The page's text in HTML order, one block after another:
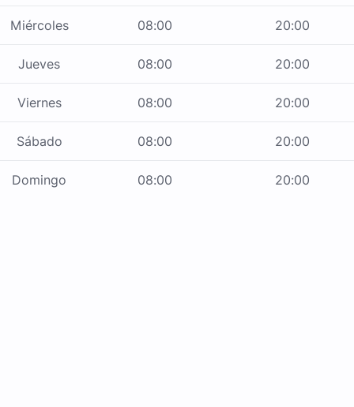
Miércoles 08:00 20:00
Jueves 08:00 20:00
Viernes 08:00 20:00
Sábado 08:00 20:00
Domingo 08:00 20:00